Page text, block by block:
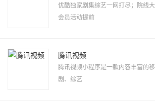
优酷独家剧集综艺一网打尽；院线
会员活动提前
腾讯视频
腾讯视频小程序是一款内容丰富的
剧、综艺